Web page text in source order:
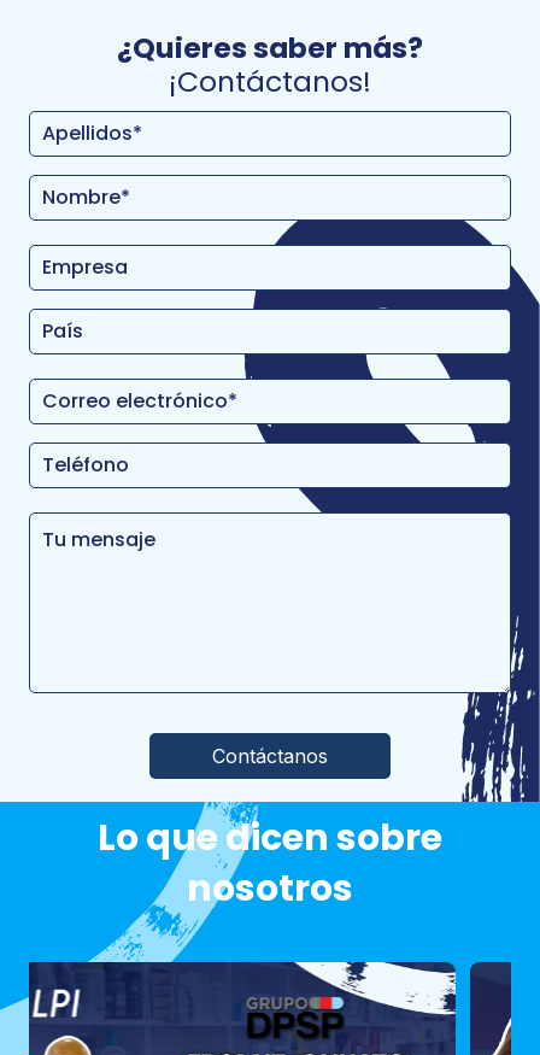
¿Quieres saber más?
¡Contáctanos!
Por favor, deja este campo vacío.
Lo que dicen sobre
nosotros